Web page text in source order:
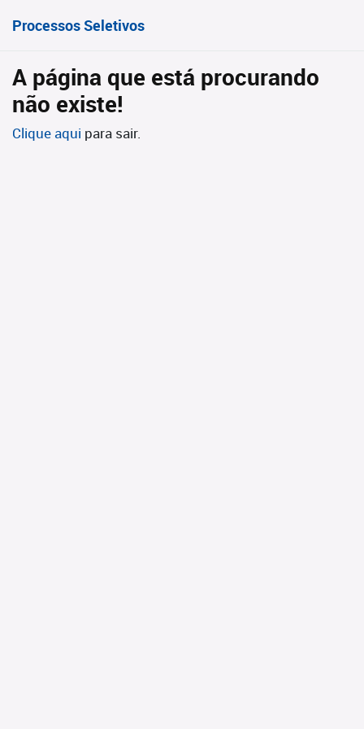
Processos Seletivos
A página que está procurando
não existe!
Clique aqui para sair.